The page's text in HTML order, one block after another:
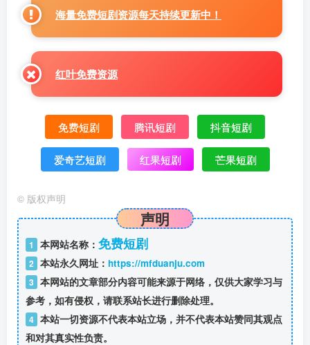
海量免费短剧资源每天持续更新中！
红叶免费资源
免费短剧 腾讯短剧 抖音短剧
爱奇艺短剧 红果短剧 芒果短剧
© 版权声明
声明
1 本网站名称： 免费短剧
2 本站永久网址： https://mfduanju.com
3 本网站的文章部分内容可能来源于网络，仅供大家学习与
参考，如有侵权，请联系站长进行删除处理。
4 本站一切资源不代表本站立场，并不代表本站赞同其观点
和对其真实性负责。